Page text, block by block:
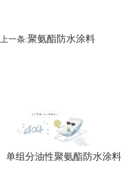
上一条:聚氨酯防水涂料
单组分油性聚氨酯防水涂料